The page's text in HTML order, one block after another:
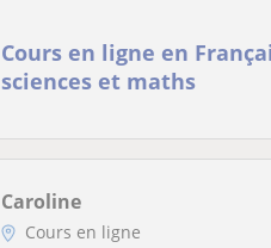
Cours en ligne en
sciences et maths
Caroline
Cours en ligne